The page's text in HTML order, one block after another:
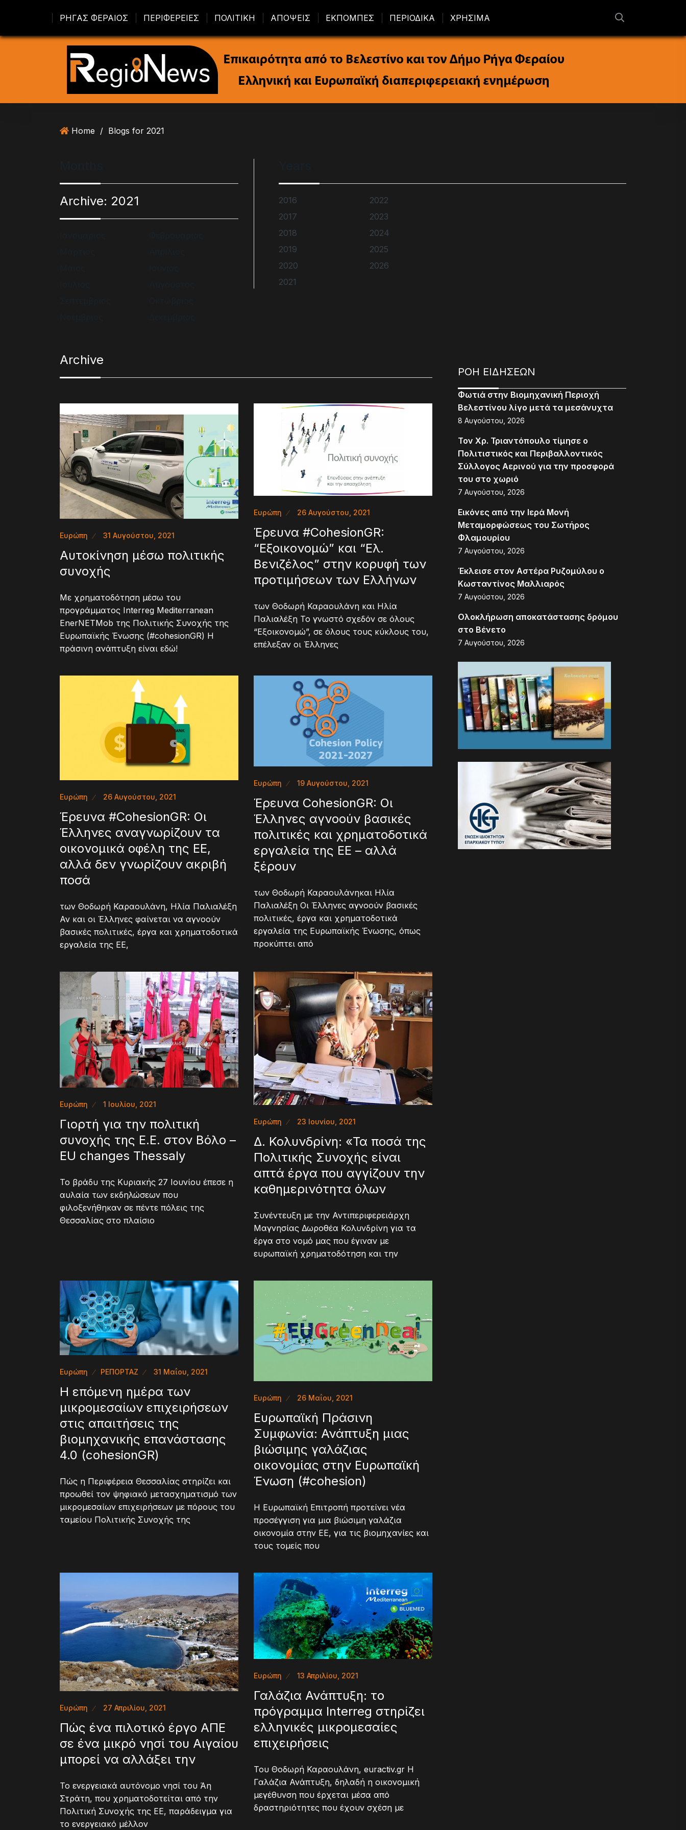
ΡΗΓΑΣ ΦΕΡΑΙΟΣ ΠΕΡΙΦΕΡΕΙΕΣ ΠΟΛΙΤΙΚΗ ΑΠΟΨΕΙΣ ΕΚΠΟΜΠΕΣ ΠΕΡΙΟΔΙΚΑ ΧΡΗΣΙΜΑ
Home / Blogs for 2021
Archive: 2021
2016
2017
2018
2019
2020
2021
2022
2023
2024
2025
2026
Archive
Ευρώπη 31 Αυγούστου, 2021
Aυτοκίνηση μέσω πολιτικής
συνοχής
Με χρηματοδότηση μέσω του
προγράμματος Interreg Mediterranean
EnerNETMob της Πολιτικής Συνοχής της
Ευρωπαϊκής Ένωσης (#cohesionGR) Η
πράσινη ανάπτυξη είναι εδώ!
Ευρώπη 26 Αυγούστου, 2021
Έρευνα #CohesionGR:
“Εξοικονομώ” και “Ελ.
Βενιζέλος” στην κορυφή των
προτιμήσεων των Ελλήνων
των Θοδωρή Καραουλάνη και Ηλία
Παλιαλέξη Το γνωστό σχεδόν σε όλους
“Εξοικονομώ”, σε όλους τους κύκλους του,
επέλεξαν οι Έλληνες
Ευρώπη 26 Αυγούστου, 2021
Έρευνα #CohesionGR: Οι
Έλληνες αναγνωρίζουν τα
οικονομικά οφέλη της ΕΕ,
αλλά δεν γνωρίζουν ακριβή
ποσά
των Θοδωρή Καραουλάνη, Ηλία Παλιαλέξη
Αν και οι Έλληνες φαίνεται να αγνοούν
βασικές πολιτικές, έργα και χρηματοδοτικά
εργαλεία της ΕΕ,
Ευρώπη 19 Αυγούστου, 2021
Έρευνα CohesionGR: Οι
Έλληνες αγνοούν βασικές
πολιτικές και χρηματοδοτικά
εργαλεία της ΕΕ – αλλά
ξέρουν
των Θοδωρή Καραουλάνηκαι Ηλία
Παλιαλέξη Οι Έλληνες αγνοούν βασικές
πολιτικές, έργα και χρηματοδοτικά
εργαλεία της Ευρωπαϊκής Ένωσης, όπως
προκύπτει από
Ευρώπη 1 Ιουλίου, 2021
Γιορτή για την πολιτική
συνοχής της Ε.Ε. στον Βόλο –
EU changes Thessaly
Το βράδυ της Κυριακής 27 Ιουνίου έπεσε η
αυλαία των εκδηλώσεων που
φιλοξενήθηκαν σε πέντε πόλεις της
Θεσσαλίας στο πλαίσιο
Ευρώπη 23 Ιουνίου, 2021
Δ. Κολυνδρίνη: «Τα ποσά της
Πολιτικής Συνοχής είναι
απτά έργα που αγγίζουν την
καθημερινότητα όλων
Συνέντευξη με την Αντιπεριφερειάρχη
Μαγνησίας Δωροθέα Κολυνδρίνη για τα
έργα στο νομό μας που έγιναν με
ευρωπαϊκή χρηματοδότηση και την
Ευρώπη ΡΕΠΟΡΤΑΖ 31 Μαΐου, 2021
Η επόμενη ημέρα των
μικρομεσαίων επιχειρήσεων
στις απαιτήσεις της
βιομηχανικής επανάστασης
4.0 (cohesionGR)
Πώς η Περιφέρεια Θεσσαλίας στηρίζει και
προωθεί τον ψηφιακό μετασχηματισμό των
μικρομεσαίων επιχειρήσεων με πόρους του
ταμείου Πολιτικής Συνοχής της
Ευρώπη 26 Μαΐου, 2021
Eυρωπαϊκή Πράσινη
Συμφωνία: Ανάπτυξη μιας
βιώσιμης γαλάζιας
οικονομίας στην Ευρωπαϊκή
Ένωση (#cohesion)
H Ευρωπαϊκή Επιτροπή προτείνει νέα
προσέγγιση για μια βιώσιμη γαλάζια
οικονομία στην ΕΕ, για τις βιομηχανίες και
τους τομείς που
Ευρώπη 27 Απριλίου, 2021
Πώς ένα πιλοτικό έργο ΑΠΕ
σε ένα μικρό νησί του Αιγαίου
μπορεί να αλλάξει την
Το ενεργειακά αυτόνομο νησί του Άη
Στράτη, που χρηματοδοτείται από την
Πολιτική Συνοχής της ΕΕ, παράδειγμα για
το ενεργειακό μέλλον
Ευρώπη 13 Απριλίου, 2021
Γαλάζια Ανάπτυξη: το
πρόγραμμα Interreg στηρίζει
ελληνικές μικρομεσαίες
επιχειρήσεις
Του Θοδωρή Καραουλάνη, euractiv.gr Η
Γαλάζια Ανάπτυξη, δηλαδή η οικονομική
μεγέθυνση που έρχεται μέσα από
δραστηριότητες που έχουν σχέση με
ΡΟΗ ΕΙΔΗΣΕΩΝ
Φωτιά στην Βιομηχανική Περιοχή
Βελεστίνου λίγο μετά τα μεσάνυχτα
8 Αυγούστου, 2026
Τον Χρ. Τριαντόπουλο τίμησε ο
Πολιτιστικός και Περιβαλλοντικός
Σύλλογος Αερινού για την προσφορά
του στο χωριό
7 Αυγούστου, 2026
Εικόνες από την Ιερά Μονή
Μεταμορφώσεως του Σωτήρος
Φλαμουρίου
7 Αυγούστου, 2026
Έκλεισε στον Αστέρα Ρυζομύλου ο
Κωσταντίνος Μαλλιαρός
7 Αυγούστου, 2026
Ολοκλήρωση αποκατάστασης δρόμου
στο Βένετο
7 Αυγούστου, 2026